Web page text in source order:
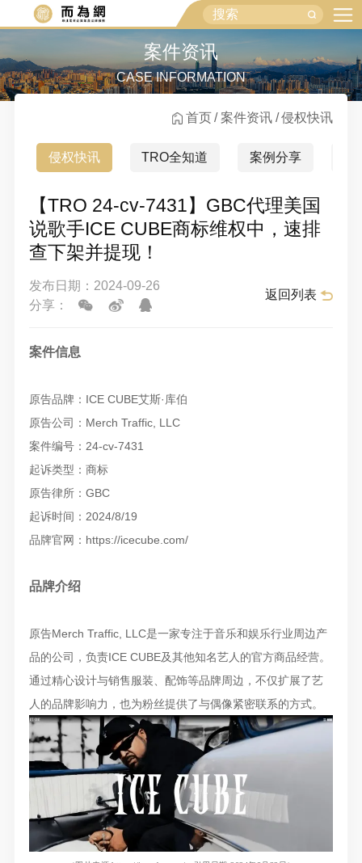
案件资讯
CASE INFORMATION
首页 案件资讯 侵权快讯
侵权快讯 TRO全知道 案例分享
【TRO 24-cv-7431】GBC代理美国
说歌手ICE CUBE商标维权中，速排
查下架并提现！
发布日期：2024-09-26
分享：
返回列表
案件信息
原告品牌：ICE CUBE艾斯·库伯
原告公司：Merch Traffic, LLC
案件编号：24-cv-7431
起诉类型：商标
原告律所：GBC
起诉时间：2024/8/19
品牌官网：https://icecube.com/
品牌介绍
原告Merch Traffic, LLC是一家专注于音乐和娱乐行业周边产
品的公司，负责ICE CUBE及其他知名艺人的官方商品经营。
通过精心设计与销售服装、配饰等品牌周边，不仅扩展了艺
人的品牌影响力，也为粉丝提供了与偶像紧密联系的方式。